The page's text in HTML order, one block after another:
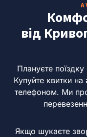
від
Плануєте
Купуйте квитки на
телефоном. Ми
Якщо шукаєте